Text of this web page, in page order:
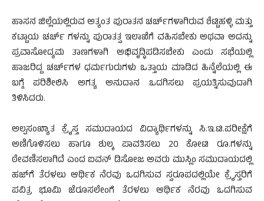
ಹಾಸನ ಜಿಲ್ಲೆಯಲ್ಲಿರುವ ಅತ್ಯಂತ ಪುರಾತನ ಚರ್ಚ್‌ಗಳಾಗಿರುವ ಶೆಟ್ಟಿಹಳ್ಳಿ ಮತ್ತು
ಕಟ್ಟಾಯ ಚರ್ಚ್ ಗಳನ್ನು ಪುರಾತತ್ವ ಇಲಾಖೆಗೆ ವಹಿಸಬೇಕು ಅಥವಾ ಅದನ್ನು
ಪ್ರವಾಸೋದ್ಯಮ ತಾಣಗಳಾಗಿ ಅಭಿವೃದ್ಧಿಪಡಿಸಬೇಕು ಎಂದು ಸಭೆಯಲ್ಲಿ
ಹಾಜರಿದ್ದ ಚರ್ಚ್‌ಗಳ ಧರ್ಮಗುರುಗಳು ಒತ್ತಾಯ ಮಾಡಿದ ಹಿನ್ನೆಲೆಯಲ್ಲಿ ಈ
ಬಗ್ಗೆ ಪರಿಶೀಲಿಸಿ ಅಗತ್ಯ ಅನುದಾನ ಒದಗಿಸಲು ಪ್ರಯತ್ನಿಸುವುದಾಗಿ
ತಿಳಿಸಿದರು.
ಅಲ್ಪಸಂಖ್ಯಾತ ಕ್ರೈಸ್ತ ಸಮುದಾಯದ ವಿದ್ಯಾರ್ಥಿಗಳನ್ನು ಸಿ.ಇ.ಟಿ.ಪರೀಕ್ಷೆಗೆ
ಅಣಿಗೊಳಿಸಲು ಹಾಗೂ ಶುಲ್ಕ ಪಾವತಿಸಲು 20 ಕೋಟಿ ರೂ.ಗಳನ್ನು
ಠೇವಣಿಸಲಾಗಿದೆ ಎಂದ ಐವನ್ ಡಿಸೋಜ ಅವರು ಮುಸ್ಲಿಂ ಸಮುದಾಯದಲ್ಲಿ
ಹಜ್‌ಗೆ ತೆರಳಲು ಆರ್ಥಿಕ ನೆರವು ಒದಗಿಸುವ ಸ್ವರೂಪದಲ್ಲಿಯೇ ಕ್ರೈಸ್ತರಿಗೆ
ಪವಿತ್ರ ಭೂಮಿ ಜೆರೂಸಲೇಂಗೆ ತೆರಳಲು ಆರ್ಥಿಕ ನೆರವು ಒದಗಿಸುವ